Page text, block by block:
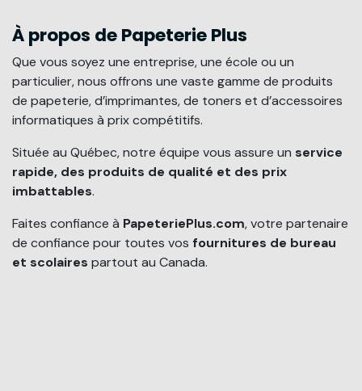
À propos de Papeterie Plus
Que vous soyez une entreprise, une école ou un
particulier, nous offrons une vaste gamme de produits
de papeterie, d’imprimantes, de toners et d’accessoires
informatiques à prix compétitifs.
Située au Québec, notre équipe vous assure un service
rapide, des produits de qualité et des prix
imbattables.
Faites confiance à PapeteriePlus.com, votre partenaire
de confiance pour toutes vos fournitures de bureau
et scolaires partout au Canada.